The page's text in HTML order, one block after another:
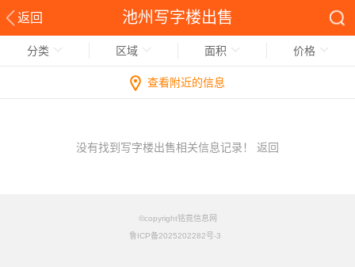
返回 池州写字楼出售
分类 区域 面积 价格
查看附近的信息
没有找到写字楼出售相关信息记录！ 返回
©copyright铭竟信息网
鲁ICP备2025202282号-3